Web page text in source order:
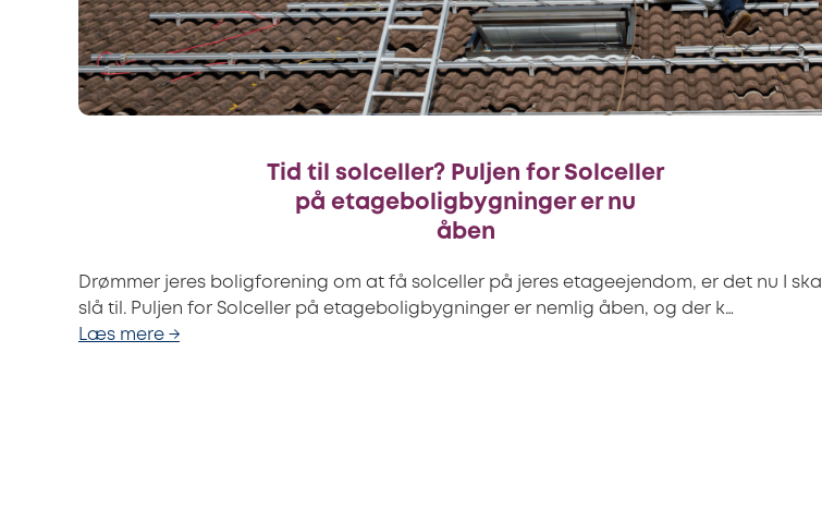
Tid til solceller? Puljen for Solceller
på etageboligbygninger er nu
åben
Drømmer jeres boligforening om at få solceller på jeres etageejendom, er det nu I skal
slå til. Puljen for Solceller på etageboligbygninger er nemlig åben, og der k…
Læs mere →